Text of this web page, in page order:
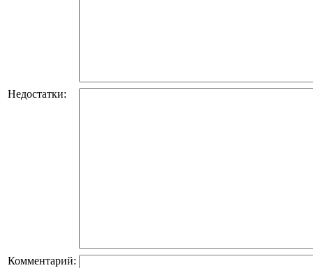
Недостатки:
Комментарий: